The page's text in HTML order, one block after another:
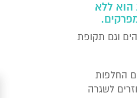
הוא ללא
וגם תקופת
החלפות
לשגרה